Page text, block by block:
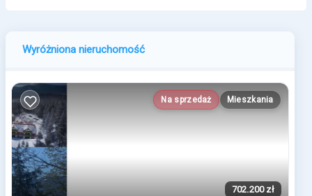
Wyróżniona nieruchomość
Na sprzedaż Mieszkania
702.200 zł